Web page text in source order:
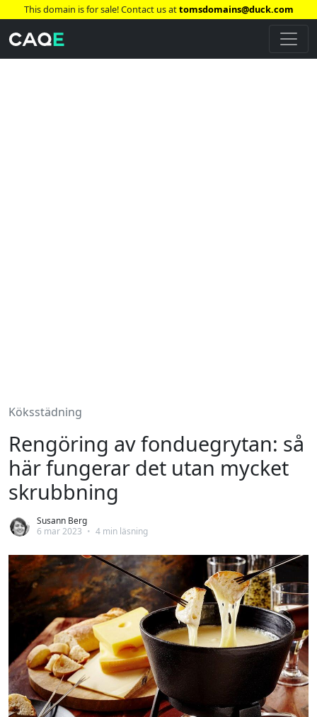
This domain is for sale! Contact us attomsdomains@duck.com
Köksstädning
Rengöring av fonduegrytan: så
här fungerar det utan mycket
skrubbning
Susann Berg
6 mar 2023 • 4 min läsning